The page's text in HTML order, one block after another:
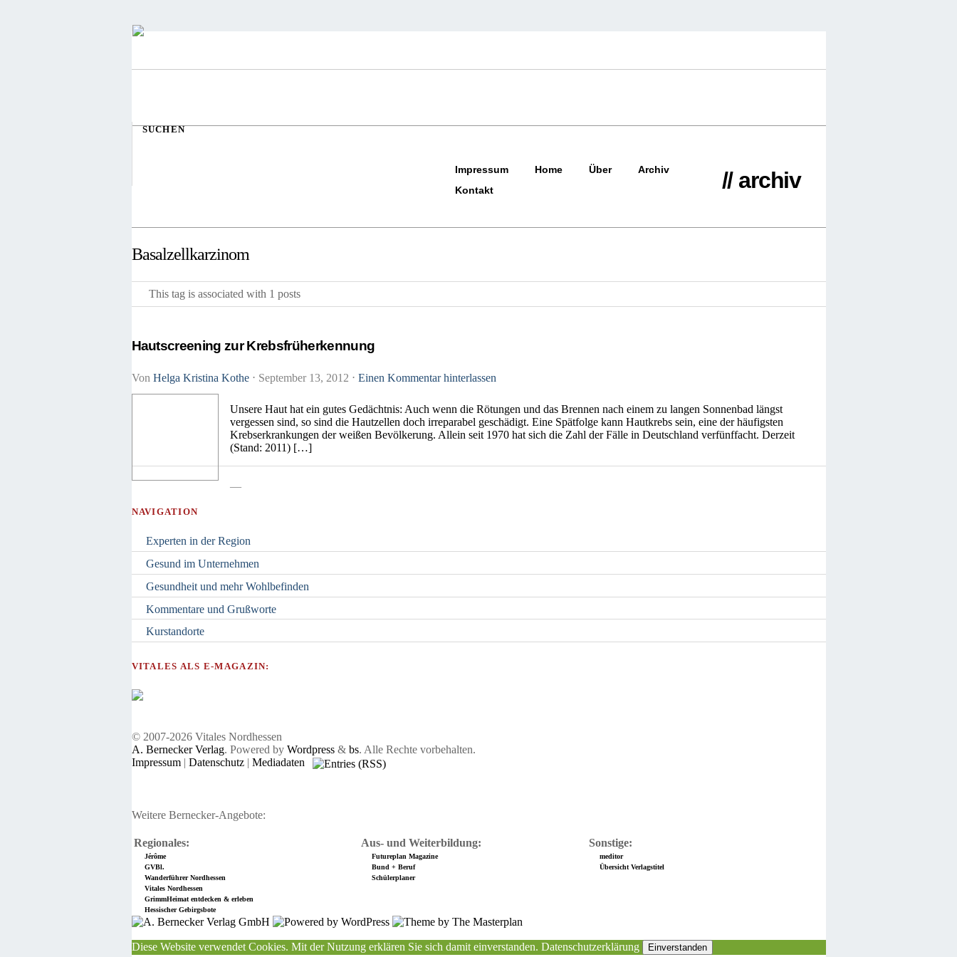
SUCHEN
Impressum Home Über
Archiv
Kontakt
// archiv
Basalzellkarzinom
This tag is associated with 1 posts
Hautscreening zur Krebsfrüherkennung
Von Helga Kristina Kothe ⋅ September 13, 2012 ⋅ Einen Kommentar hinterlassen
Unsere Haut hat ein gutes Gedächtnis: Auch wenn die Rötungen und das Brennen nach einem zu langen Sonnenbad längst
vergessen sind, so sind die Hautzellen doch irreparabel geschädigt. Eine Spätfolge kann Hautkrebs sein, eine der häufigsten
Krebserkrankungen der weißen Bevölkerung. Allein seit 1970 hat sich die Zahl der Fälle in Deutschland verfünffacht. Derzeit
(Stand: 2011) […]
—
NAVIGATION
Experten in der Region
Gesund im Unternehmen
Gesundheit und mehr Wohlbefinden
Kommentare und Grußworte
Kurstandorte
VITALES ALS E-MAGAZIN:
© 2007-2026 Vitales Nordhessen
A. Bernecker Verlag. Powered by Wordpress& bs. Alle Rechte vorbehalten.
Impressum| Datenschutz| Mediadaten
Weitere Bernecker-Angebote:
Regionales: Aus- und Weiterbildung: Sonstige:
Jérôme Futureplan Magazine
meditor
GVBl.
Bund + Beruf
Übersicht Verlagstitel
Wanderführer Nordhessen
Schülerplaner
Vitales Nordhessen
GrimmHeimat entdecken & erleben
Hessischer Gebirgsbote
Diese Website verwendet Cookies. Mit der Nutzung erklären Sie sich damit einverstanden. Datenschutzerklärung Einverstanden